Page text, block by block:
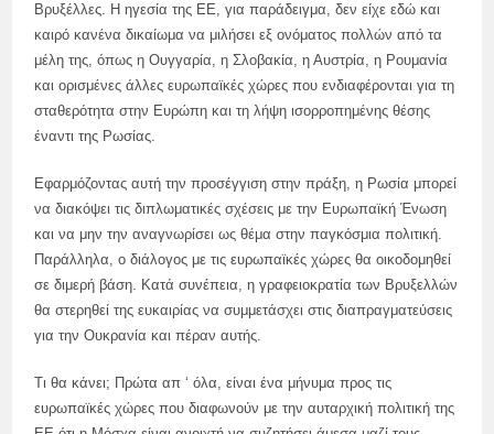
Βρυξέλλες. Η ηγεσία της ΕΕ, για παράδειγμα, δεν είχε εδώ και
καιρό κανένα δικαίωμα να μιλήσει εξ ονόματος πολλών από τα
μέλη της, όπως η Ουγγαρία, η Σλοβακία, η Αυστρία, η Ρουμανία
και ορισμένες άλλες ευρωπαϊκές χώρες που ενδιαφέρονται για τη
σταθερότητα στην Ευρώπη και τη λήψη ισορροπημένης θέσης
έναντι της Ρωσίας.
Εφαρμόζοντας αυτή την προσέγγιση στην πράξη, η Ρωσία μπορεί
να διακόψει τις διπλωματικές σχέσεις με την Ευρωπαϊκή Ένωση
και να μην την αναγνωρίσει ως θέμα στην παγκόσμια πολιτική.
Παράλληλα, ο διάλογος με τις ευρωπαϊκές χώρες θα οικοδομηθεί
σε διμερή βάση. Κατά συνέπεια, η γραφειοκρατία των Βρυξελλών
θα στερηθεί της ευκαιρίας να συμμετάσχει στις διαπραγματεύσεις
για την Ουκρανία και πέραν αυτής.
Τι θα κάνει; Πρώτα απ ‘ όλα, είναι ένα μήνυμα προς τις
ευρωπαϊκές χώρες που διαφωνούν με την αυταρχική πολιτική της